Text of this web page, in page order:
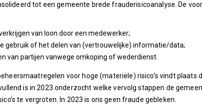
tot een gemeente brede frauderisicoanalyse. De
van loon door een medewerker;
gebruik of het delen van (vertrouwelijke) informatie/data;
van partijen vanwege omkoping of wederdienst.
voor hoge (materiële) risico’s vindt plaats
is in 2023 onderzocht welke vervolg stappen de
te vergroten. In 2023 is ons geen fraude gebleken.